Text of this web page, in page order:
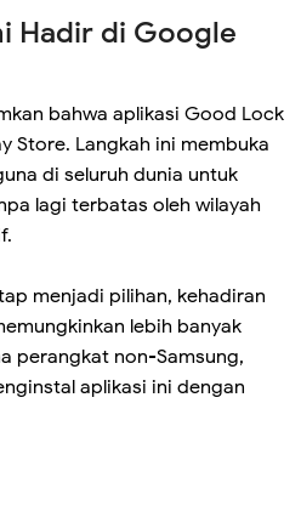
Hadir di Google
bahwa aplikasi Good Lock
Store. Langkah ini membuka
di seluruh dunia untuk
lagi terbatas oleh wilayah
menjadi pilihan, kehadiran
lebih banyak
perangkat non-Samsung,
aplikasi ini dengan